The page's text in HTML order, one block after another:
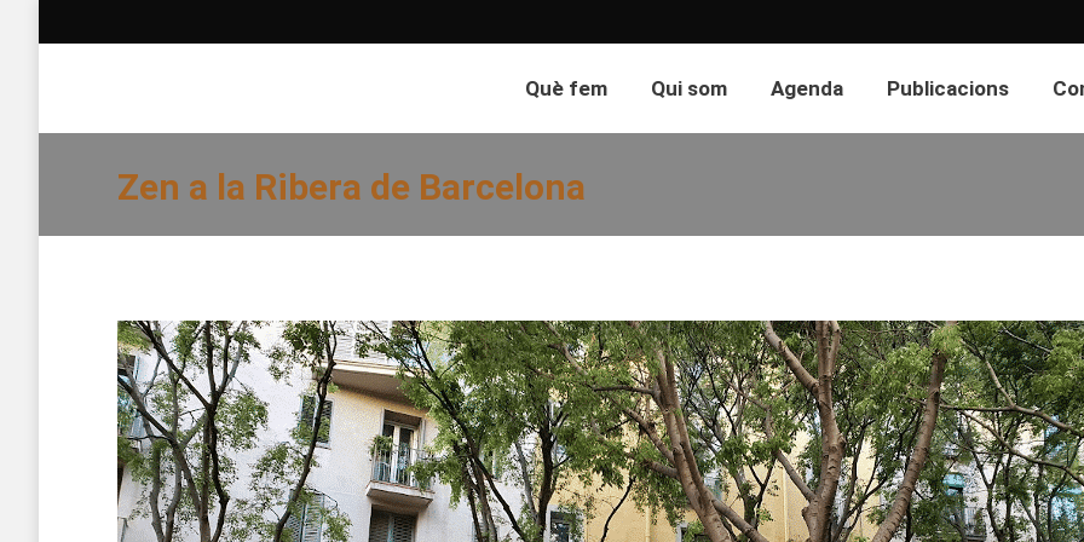
Què fem Qui som Agenda Publicacions
Zen a la Ribera de Barcelona